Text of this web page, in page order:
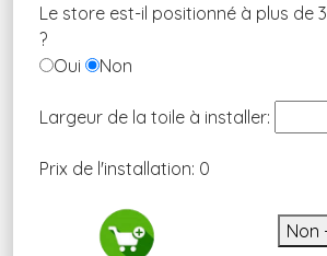
Le store est-il positionné à plus de
?
Oui
Non
Largeur de la toile à installer:
Prix de l'installation: 0
Non